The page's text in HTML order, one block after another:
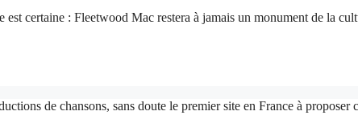
certaine : Fleetwood Mac restera à jamais un monument de la
de chansons, sans doute le premier site en France à proposer